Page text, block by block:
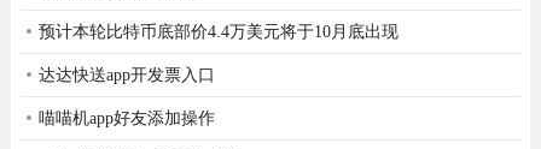
预计本轮比特币底部价4.4万美元将于10月底出现
达达快送app开发票入口
喵喵机app好友添加操作